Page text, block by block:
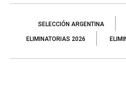
SELECCIÓN ARGENTINA
ELIMINATORIAS 2026